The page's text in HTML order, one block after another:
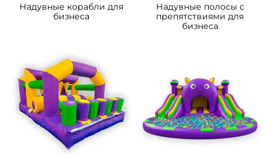
Надувные корабли для
бизнеса
Надувные полосы с
препятствиями для
бизнеса